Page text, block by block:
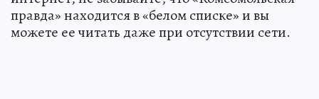
правда» находится в «белом списке» и вы
можете ее читать даже при отсутствии сети.